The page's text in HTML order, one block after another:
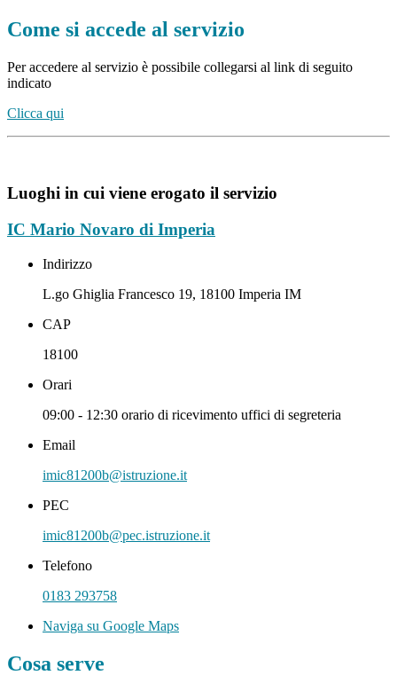
Come si accede al servizio
Per accedere al servizio è possibile collegarsi al link di seguito
indicato
Clicca qui
Luoghi in cui viene erogato il servizio
IC Mario Novaro di Imperia
Indirizzo
L.go Ghiglia Francesco 19, 18100 Imperia IM
CAP
18100
Orari
09:00 - 12:30 orario di ricevimento uffici di segreteria
Email
imic81200b@istruzione.it
PEC
imic81200b@pec.istruzione.it
Telefono
0183 293758
Naviga su Google Maps
Cosa serve